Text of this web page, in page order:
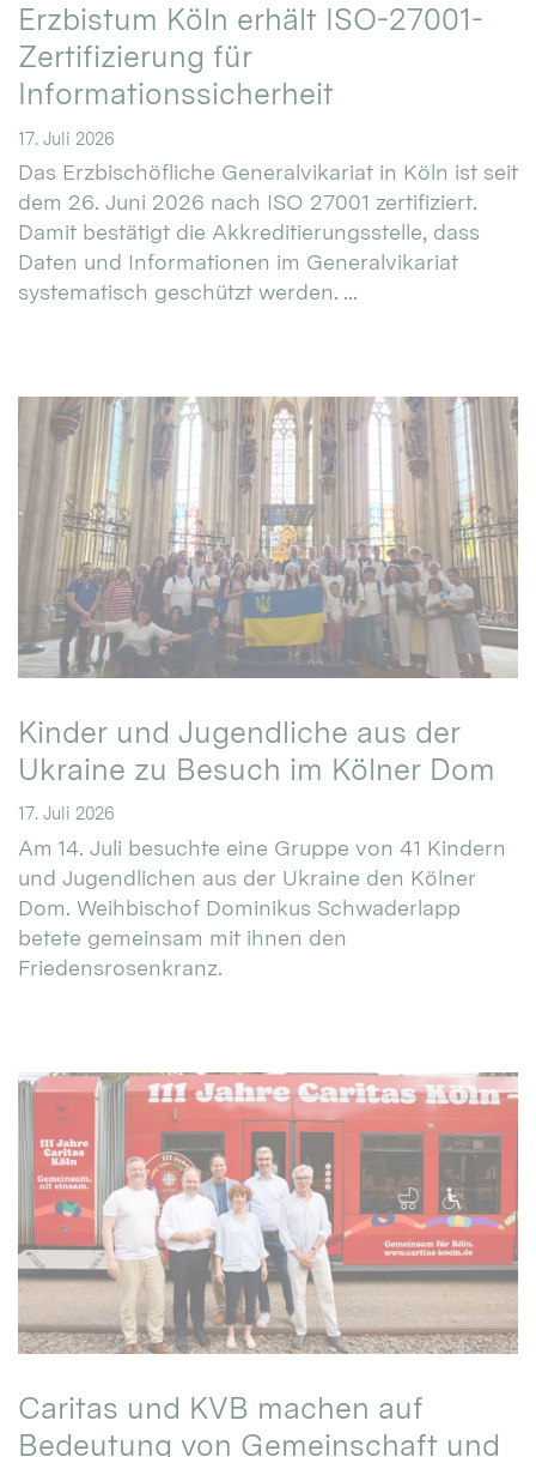
Erzbistum Köln erhält ISO-27001-
Zertifizierung für
Informationssicherheit
17. Juli 2026
Das Erzbischöfliche Generalvikariat in Köln ist seit
dem 26. Juni 2026 nach ISO 27001 zertifiziert.
Damit bestätigt die Akkreditierungsstelle, dass
Daten und Informationen im Generalvikariat
systematisch geschützt werden. ...
Kinder und Jugendliche aus der
Ukraine zu Besuch im Kölner Dom
17. Juli 2026
Am 14. Juli besuchte eine Gruppe von 41 Kindern
und Jugendlichen aus der Ukraine den Kölner
Dom. Weihbischof Dominikus Schwaderlapp
betete gemeinsam mit ihnen den
Friedensrosenkranz.
Caritas und KVB machen auf
Bedeutung von Gemeinschaft und